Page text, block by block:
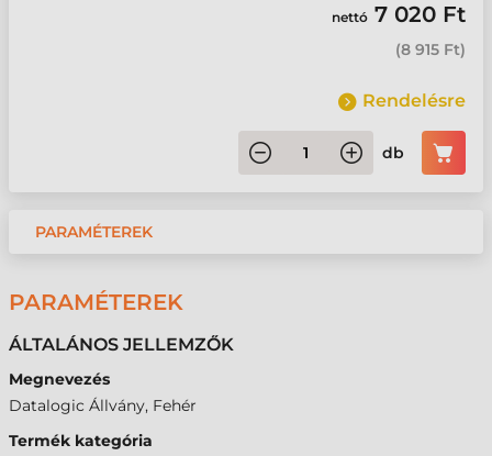
nettó 7 020 Ft
(8 915 Ft)
Rendelésre
db
PARAMÉTEREK
PARAMÉTEREK
ÁLTALÁNOS JELLEMZŐK
Megnevezés
Datalogic Állvány, Fehér
Termék kategória